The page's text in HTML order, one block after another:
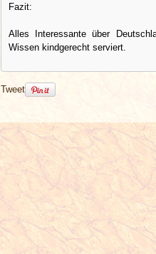
Fazit:
Alles Interessante über
Wissen kindgerecht serviert.
Tweet